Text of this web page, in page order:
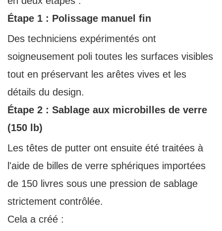
Étape 1 : Polissage manuel fin
Des techniciens expérimentés ont
soigneusement poli toutes les surfaces visibles
tout en préservant les arêtes vives et les
détails du design.
Étape 2 : Sablage aux microbilles de verre
(150 lb)
Les têtes de putter ont ensuite été traitées à
l'aide de billes de verre sphériques importées
de 150 livres sous une pression de sablage
strictement contrôlée.
Cela a créé :